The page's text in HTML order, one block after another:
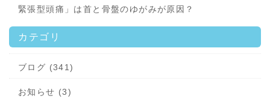
緊張型頭痛」は首と骨盤のゆがみが原因？
カテゴリ
ブログ (341)
お知らせ (3)